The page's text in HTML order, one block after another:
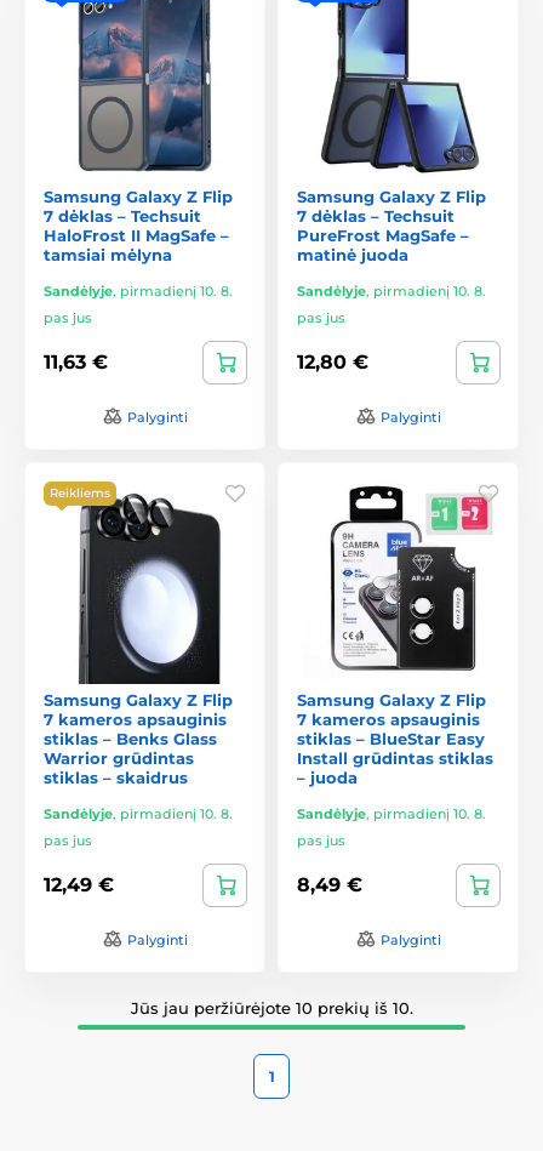
Samsung Galaxy Z Flip
7 dėklas – Techsuit
HaloFrost II MagSafe –
tamsiai mėlyna
Sandėlyje, pirmadienį 10. 8.
pas jus
11,63 €
Palyginti
Samsung Galaxy Z Flip
7 dėklas – Techsuit
PureFrost MagSafe –
matinė juoda
Sandėlyje, pirmadienį 10. 8.
pas jus
12,80 €
Palyginti
Reikliems
Samsung Galaxy Z Flip
7 kameros apsauginis
stiklas – Benks Glass
Warrior grūdintas
stiklas – skaidrus
Sandėlyje, pirmadienį 10. 8.
pas jus
12,49 €
Palyginti
Samsung Galaxy Z Flip
7 kameros apsauginis
stiklas – BlueStar Easy
Install grūdintas stiklas
– juoda
Sandėlyje, pirmadienį 10. 8.
pas jus
8,49 €
Palyginti
Jūs jau peržiūrėjote 10 prekių iš 10.
1